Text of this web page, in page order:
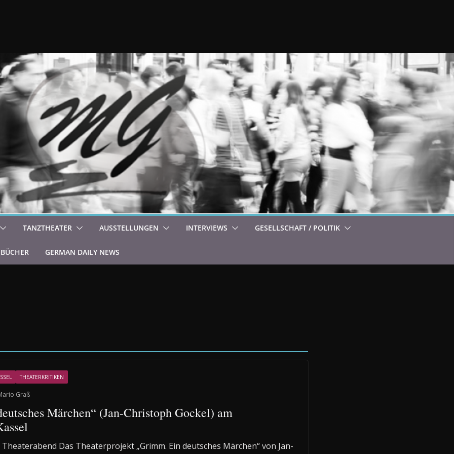
TANZTHEATER AUSSTELLUNGEN INTERVIEWS GESELLSCHAFT / POLITIK
BÜCHER GERMAN DAILY NEWS
THEATERKRITIKEN
Graß
Märchen“ (Jan-Christoph Gockel) am
Das Theaterprojekt „Grimm. Ein deutsches Märchen“ von Jan-